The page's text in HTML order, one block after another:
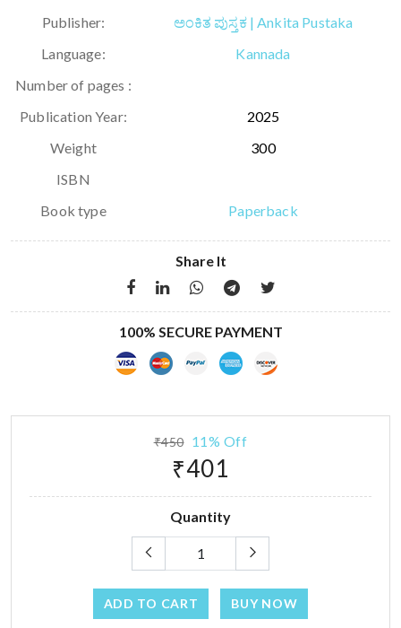
Publisher:
ಅಂಕಿತ ಪುಸ್ತಕ | Ankita Pustaka
Language:
Kannada
Number of pages :
Publication Year:
2025
Weight
300
ISBN
Book type
Paperback
Share It
100% SECURE PAYMENT
₹450 11% Off
₹401
Quantity
ADD TO CART BUY NOW